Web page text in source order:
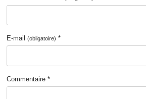
E-mail(obligatoire) *
Commentaire *